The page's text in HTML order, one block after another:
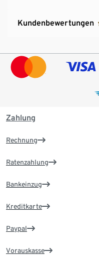
Kundenbewertungen
Zahlung
Rechnung
Ratenzahlung
Bankeinzug
Kreditkarte
Paypal
Vorauskasse